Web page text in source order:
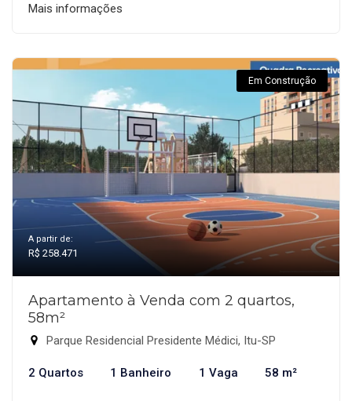
Mais informações
Em Construção
A partir de:
R$ 258.471
Apartamento à Venda com 2 quartos,
58m²
Parque Residencial Presidente Médici, Itu-SP
2 Quartos 1 Banheiro 1 Vaga 58 m²